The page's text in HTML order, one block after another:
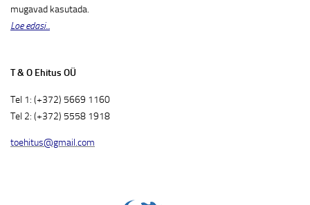
mugavad kasutada.
Loe edasi...
T & O Ehitus OÜ
Tel 1: (+372) 5669 1160
Tel 2: (+372) 5558 1918
toehitus@gmail.com